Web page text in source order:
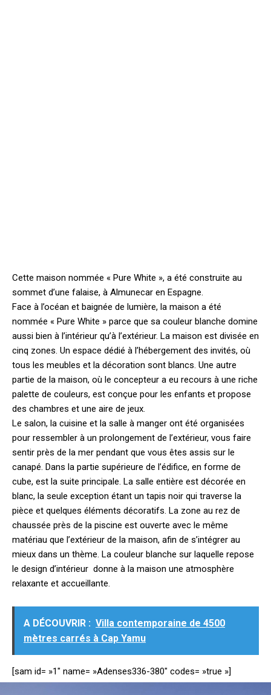
Cette maison nommée « Pure White », a été construite au
sommet d’une falaise, à Almunecar en Espagne.
Face à l’océan et baignée de lumière, la maison a été
nommée « Pure White » parce que sa couleur blanche domine
aussi bien à l’intérieur qu’à l’extérieur. La maison est divisée en
cinq zones. Un espace dédié à l’hébergement des invités, où
tous les meubles et la décoration sont blancs. Une autre
partie de la maison, où le concepteur a eu recours à une riche
palette de couleurs, est conçue pour les enfants et propose
des chambres et une aire de jeux.
Le salon, la cuisine et la salle à manger ont été organisées
pour ressembler à un prolongement de l’extérieur, vous faire
sentir près de la mer pendant que vous êtes assis sur le
canapé. Dans la partie supérieure de l’édifice, en forme de
cube, est la suite principale. La salle entière est décorée en
blanc, la seule exception étant un tapis noir qui traverse la
pièce et quelques éléments décoratifs. La zone au rez de
chaussée près de la piscine est ouverte avec le même
matériau que l’extérieur de la maison, afin de s’intégrer au
mieux dans un thème. La couleur blanche sur laquelle repose
le design d’intérieur donne à la maison une atmosphère
relaxante et accueillante.
A DÉCOUVRIR : Villa contemporaine de 4500
mètres carrés à Cap Yamu
[sam id= »1″ name= »Adenses336-380″ codes= »true »]